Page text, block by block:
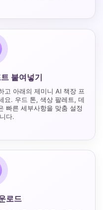
붙여넣기
고 아래의 제미니 AI 책장 프
요. 우드 톤, 색상 팔레트, 데
빠른 세부사항을 맞춤 설정
다.
로드